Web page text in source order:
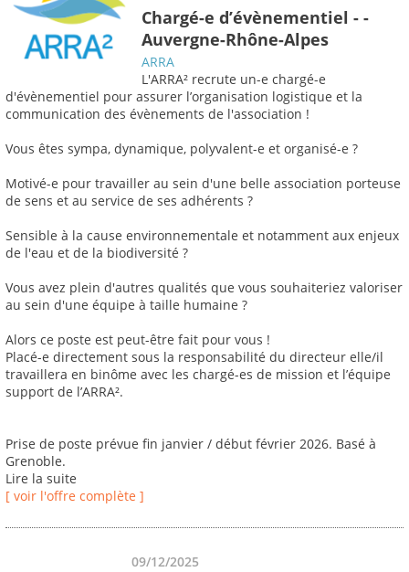
Chargé-e d’évènementiel - -
Auvergne-Rhône-Alpes
ARRA
L'ARRA² recrute un-e chargé-e
d'évènementiel pour assurer l’organisation logistique et la
communication des évènements de l'association !
Vous êtes sympa, dynamique, polyvalent-e et organisé-e ?
Motivé-e pour travailler au sein d'une belle association porteuse
de sens et au service de ses adhérents ?
Sensible à la cause environnementale et notamment aux enjeux
de l'eau et de la biodiversité ?
Vous avez plein d'autres qualités que vous souhaiteriez valoriser
au sein d'une équipe à taille humaine ?
Alors ce poste est peut-être fait pour vous !
Placé-e directement sous la responsabilité du directeur elle/il
travaillera en binôme avec les chargé-es de mission et l’équipe
support de l’ARRA².
Prise de poste prévue fin janvier / début février 2026. Basé à
Grenoble.
Lire la suite
[ voir l'offre complète ]
09/12/2025